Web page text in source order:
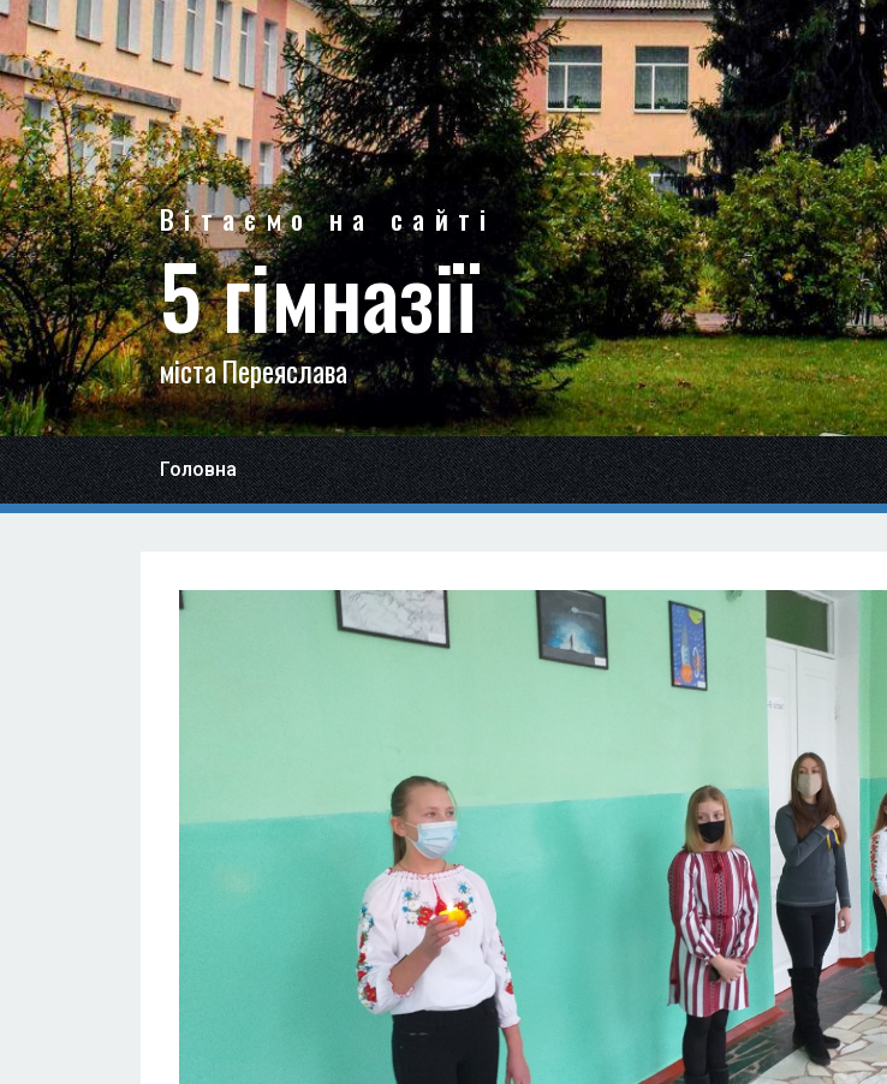
Вітаємо на сайті
5 гімназії
міста Переяслава
Головна